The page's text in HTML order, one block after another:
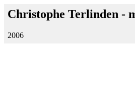
Christophe Terlinden -
2006